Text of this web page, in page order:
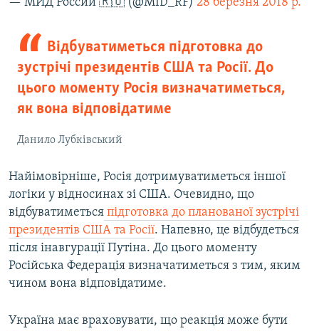
— МИД России 🇷🇺 (@MID_RF) 28 березня 2018 р.
Відбуватиметься підготовка до
зустрічі президентів США та Росії. До
цього моменту Росія визначатиметься,
як вона відповідатиме
Данило Лубківський
Найімовірніше, Росія дотримуватиметься іншої
логіки у відносинах зі США. Очевидно, що
відбуватиметься підготовка до планованої зустрічі
президентів США та Росії. Напевно, це відбудеться
після інавгурації Путіна. До цього моменту
Російська Федерація визначатиметься з тим, яким
чином вона відповідатиме.
Україна має враховувати, що реакція може бути